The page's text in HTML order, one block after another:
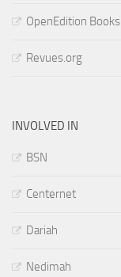
OpenEdition Books
Revues.org
INVOLVED IN
BSN
Centernet
Dariah
Nedimah